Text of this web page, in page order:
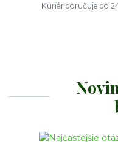
Kuriér doručuje do